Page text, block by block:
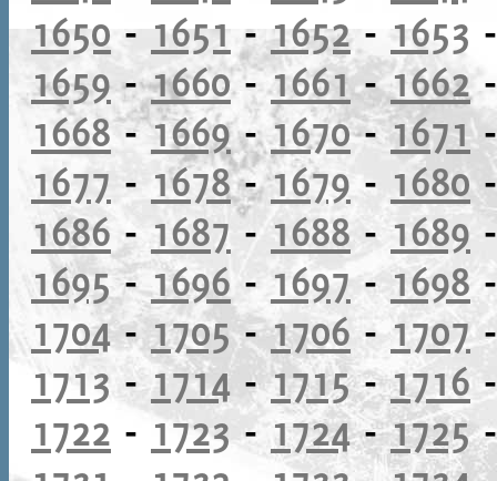
1650 - 1651 -1652- 1653
1659-1660-1661-1662
1668-1669-1670-1671
1677 - 1678-1679 - 1680
1686 -1687 - 1688-1689
1695-1696 - 1697- 1698
1704-1705-1706-1707
1713 -1714 -1715-1716
1722 - 1723 -1724-1725